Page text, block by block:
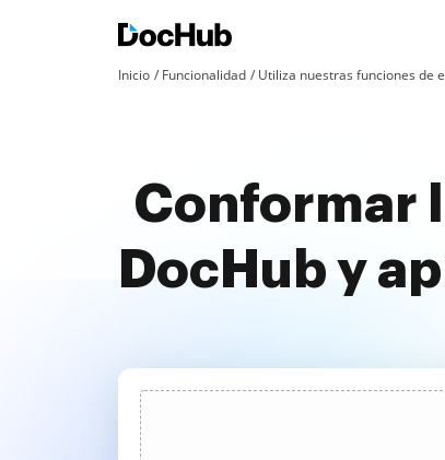
Inicio Funcionalidad Utiliza nuestras funciones de
Conformar
DocHub y